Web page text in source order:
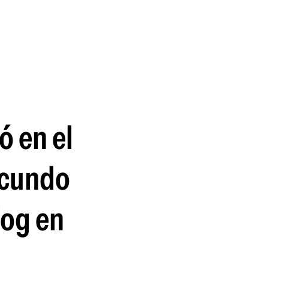
Siguenos en:
en el
en